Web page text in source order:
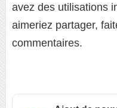
avez des utilisations
aimeriez partager,
commentaires.